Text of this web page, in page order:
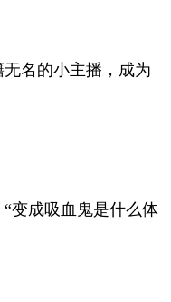
名的小主播，成为
变成吸血鬼是什么体